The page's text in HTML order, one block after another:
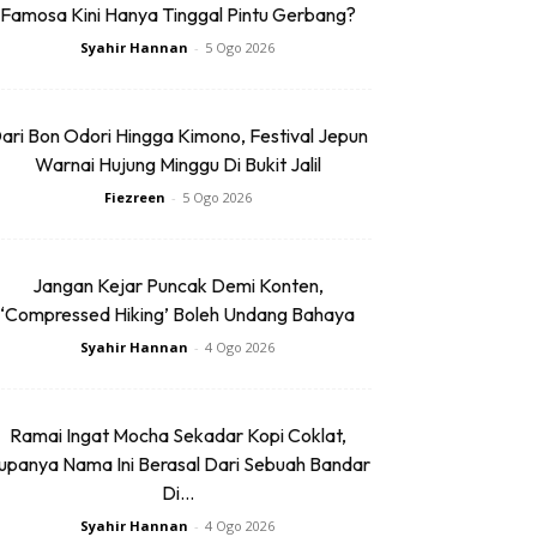
Famosa Kini Hanya Tinggal Pintu Gerbang?
Syahir Hannan - 5 Ogo 2026
Bon Odori Hingga Kimono, Festival Jepun
Warnai Hujung Minggu Di Bukit Jalil
Fiezreen - 5 Ogo 2026
Jangan Kejar Puncak Demi Konten,
‘Compressed Hiking’ Boleh Undang Bahaya
Syahir Hannan - 4 Ogo 2026
Ramai Ingat Mocha Sekadar Kopi Coklat,
Nama Ini Berasal Dari Sebuah Bandar
Di...
Syahir Hannan - 4 Ogo 2026